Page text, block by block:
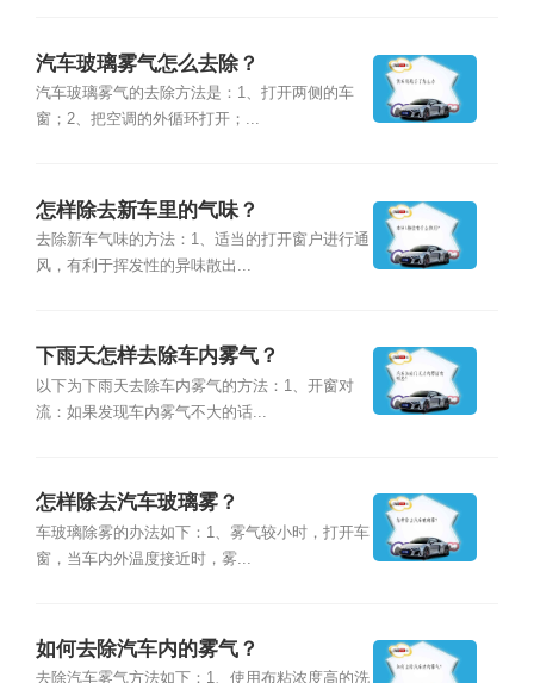
汽车玻璃雾气怎么去除？
汽车玻璃雾气的去除方法是：1、打开两侧的车
窗；2、把空调的外循环打开；...
怎样除去新车里的气味？
去除新车气味的方法：1、适当的打开窗户进行通
风，有利于挥发性的异味散出...
下雨天怎样去除车内雾气？
以下为下雨天去除车内雾气的方法：1、开窗对
流：如果发现车内雾气不大的话...
怎样除去汽车玻璃雾？
车玻璃除雾的办法如下：1、雾气较小时，打开车
窗，当车内外温度接近时，雾...
如何去除汽车内的雾气？
去除汽车雾气方法如下：1、使用布粘浓度高的洗